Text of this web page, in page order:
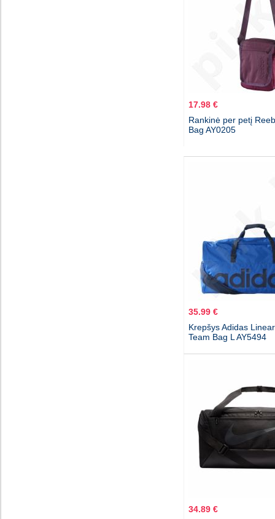
17.98 €
Rankinė per petį
Bag AY0205
35.99 €
Krepšys Adidas
Team Bag L AY5494
34.89 €